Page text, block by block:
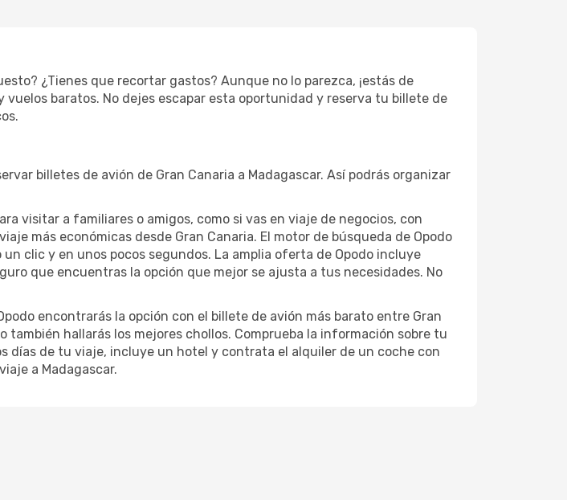
¿Tienes que recortar gastos? Aunque no lo parezca, ¡estás de
baratos. No dejes escapar esta oportunidad y reserva tu billete de
billetes de avión de Gran Canaria a Madagascar. Así podrás organizar
visitar a familiares o amigos, como si vas en viaje de negocios, con
más económicas desde Gran Canaria. El motor de búsqueda de Opodo
clic y en unos pocos segundos. La amplia oferta de Opodo incluye
que encuentras la opción que mejor se ajusta a tus necesidades. No
encontrarás la opción con el billete de avión más barato entre Gran
también hallarás los mejores chollos. Comprueba la información sobre tu
días de tu viaje, incluye un hotel y contrata el alquiler de un coche con
a Madagascar.